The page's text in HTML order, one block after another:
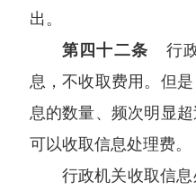
出。
第四十二条 行
息，不收取费用。但
息的数量、频次明显
可以收取信息处理费。
行政机关收取信